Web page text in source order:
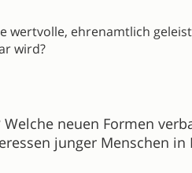
wertvolle, ehrenamtlich
wird?
neuen Formen
junger Menschen in